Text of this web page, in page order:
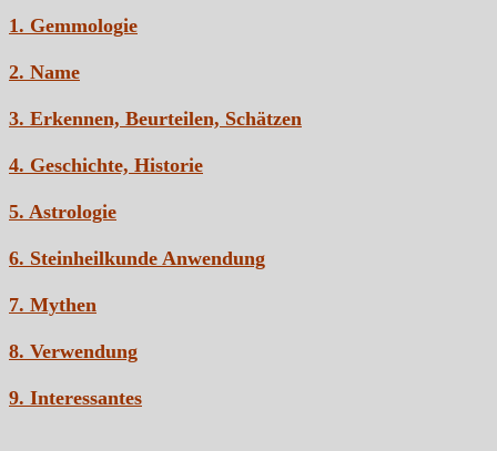
1. Gemmologie
2. Name
3. Erkennen, Beurteilen, Schätzen
4. Geschichte, Historie
5. Astrologie
6. Steinheilkunde Anwendung
7. Mythen
8. Verwendung
9. Interessantes